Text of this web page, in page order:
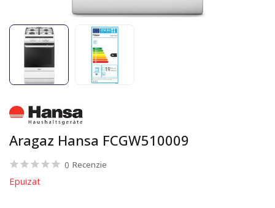
Aragaz Hansa FCGW510009
0 Recenzie
Epuizat